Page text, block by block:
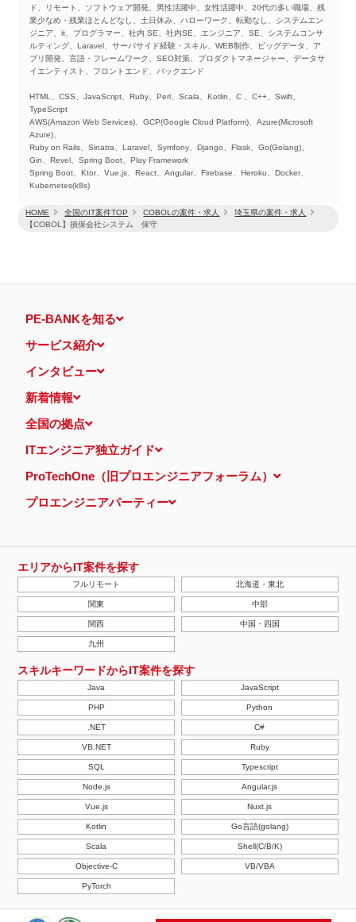
HOME 全国のIT案件TOP COBOLの案件・求人
埼玉県の案件・求人
【COBOL】損保会社システム 保守
ド、リモート、ソフトウェア開発、男性活躍中、女性活躍中、20代の多い職場、残
業少なめ・残業ほとんどなし、土日休み、ハローワーク、転勤なし、システムエン
ジニア、it、プログラマー、社内 SE、社内SE、エンジニア、SE、システムコンサ
ルティング、Laravel、サーバサイド経験・スキル、WEB制作、ビッグデータ、ア
プリ開発、言語・フレームワーク、SEO対策、プロダクトマネージャー、データサ
イエンティスト、フロントエンド、バックエンド
HTML、CSS、JavaScript、Ruby、Perl、Scala、Kotlin、C 、C++、Swift、
TypeScript
AWS(Amazon Web Services)、GCP(Google Cloud Platform)、Azure(Microsoft
Azure)、
Ruby on Rails、Sinatra、Laravel、Symfony、Django、Flask、Go(Golang)、
Gin、Revel、Spring Boot、Play Framework
Spring Boot、Ktor、Vue.js、React、Angular、Firebase、Heroku、Docker、
Kubernetes(k8s)
PE-BANKを知る
サービス紹介
インタビュー
新着情報
全国の拠点
ITエンジニア独立ガイド
ProTechOne（旧プロエンジニアフォーラム）
プロエンジニアパーティー
エリアからIT案件を探す
フルリモート 北海道・東北
関東 中部
関西 中国・四国
九州
スキルキーワードからIT案件を探す
Java JavaScript
PHP Python
.NET C#
VB.NET Ruby
SQL Typescript
Node.js Angular.js
Vue.js Nuxt.js
Kotlin Go言語(golang)
Scala Shell(C/B/K)
Objective-C VB/VBA
PyTorch